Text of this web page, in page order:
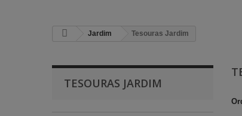
Jardim Tesouras Jardim
TESOURAS JARDIM